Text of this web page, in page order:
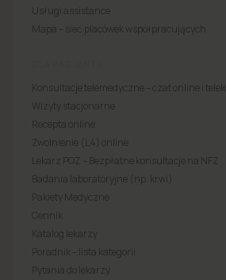
Usługi assistance
Mapa – sieć placówek współpracujących
Konsultacje telemedyczne – czat online i
Wizyty stacjonarne
Recepta online
Zwolnienie (L4) online
Lekarz POZ – Bezpłatne konsultacje na NFZ
Badania laboratoryjne (np. krwi)
Pakiety Medyczne
Cennik
Katalog lekarzy
Poradnik – lista kategorii
Pytania do lekarzy